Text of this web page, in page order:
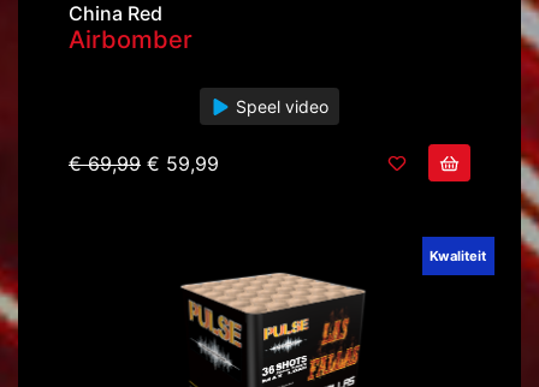
China Red
Airbomber
Speel video
€ 69,99 € 59,99
Kwaliteit